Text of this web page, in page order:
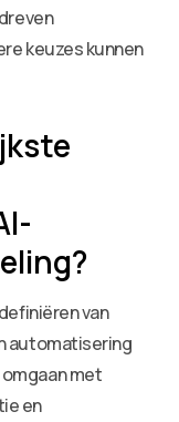
keuzes kunnen
van
automatisering
met
en